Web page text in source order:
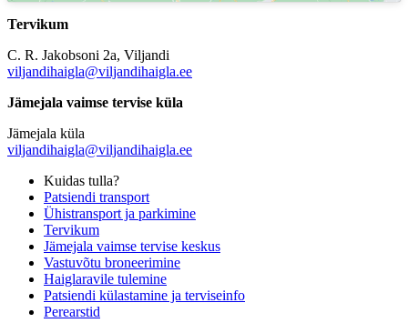
Tervikum
C. R. Jakobsoni 2a, Viljandi
viljandihaigla@viljandihaigla.ee
Jämejala vaimse tervise küla
Jämejala küla
viljandihaigla@viljandihaigla.ee
Kuidas tulla?
Patsiendi transport
Ühistransport ja parkimine
Tervikum
Jämejala vaimse tervise keskus
Vastuvõtu broneerimine
Haiglaravile tulemine
Patsiendi külastamine ja terviseinfo
Perearstid